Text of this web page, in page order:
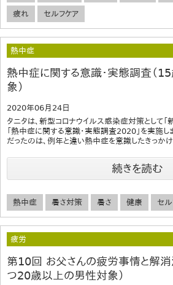
疲れ セルフケア
熱中症
熱中症に関する意識・実態調査（
象）
2020年06月24日
タニタは、新型コロナウイルス感染症対策として「
「熱中症に関する意識・実態調査2020」を実施
だったのは、例年と違い熱中症を意識したきっか
続きを読む
熱中症 暑さ対策 暑さ 健康 セル
疲労
第10回 お父さんの疲労事情と解消
つ20歳以上の男性対象）